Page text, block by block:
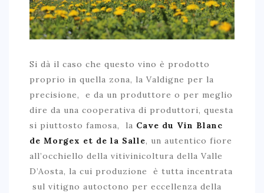
Si dà il caso che questo vino è prodotto
proprio in quella zona, la Valdigne per la
precisione, e da un produttore o per meglio
dire da una cooperativa di produttori, questa
si piuttosto famosa, la Cave du Vin Blanc
de Morgex et de la Salle, un autentico fiore
all’occhiello della vitivinicoltura della Valle
D’Aosta, la cui produzione è tutta incentrata
sul vitigno autoctono per eccellenza della